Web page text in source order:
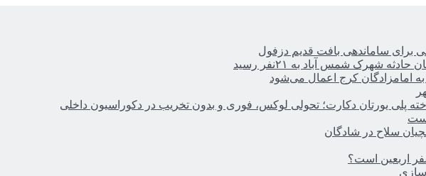
شهرک شمس آباد به ۲۱نفر رسید
امامزادگان کرج اعمال می‌شود
پلی یورتان دکارت؛ تحولی لوکس، فوری و بدون تخریب در دکوراسیون داخلی
سلاح در شادگان
اربعین است؟